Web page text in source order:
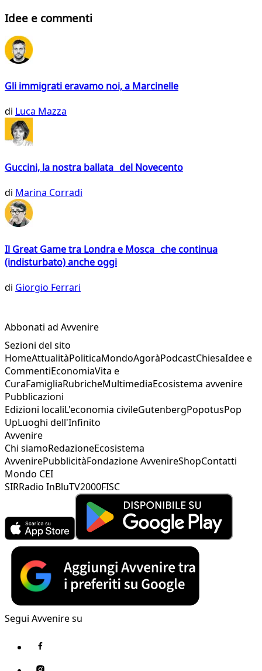
Idee e commenti
Gli immigrati eravamo noi, a Marcinelle
di Luca Mazza
Guccini, la nostra ballata del Novecento
di Marina Corradi
Il Great Game tra Londra e Mosca che continua
(indisturbato) anche oggi
di Giorgio Ferrari
Abbonati ad Avvenire
Sezioni del sito
HomeAttualitàPoliticaMondoAgoràPodcastChiesaIdee e
CommentiEconomiaVita e
CuraFamigliaRubricheMultimediaEcosistema avvenire
Pubblicazioni
Edizioni localiL'economia civileGutenbergPopotusPop
UpLuoghi dell'Infinito
Avvenire
Chi siamoRedazioneEcosistema
AvvenirePubblicitàFondazione AvvenireShopContatti
Mondo CEI
SIRRadio InBluTV2000FISC
Segui Avvenire su